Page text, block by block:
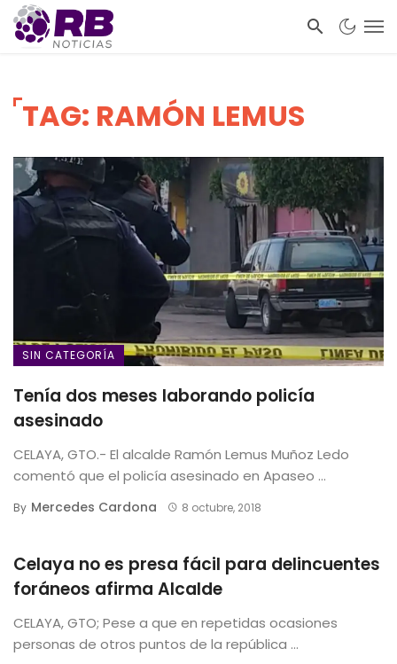
TAG: RAMÓN LEMUS
SIN CATEGORÍA
Tenía dos meses laborando policía
asesinado
CELAYA, GTO.- El alcalde Ramón Lemus Muñoz Ledo
comentó que el policía asesinado en Apaseo ...
By Mercedes Cardona 8 octubre, 2018
Celaya no es presa fácil para delincuentes
foráneos afirma Alcalde
CELAYA, GTO; Pese a que en repetidas ocasiones
personas de otros puntos de la república ...